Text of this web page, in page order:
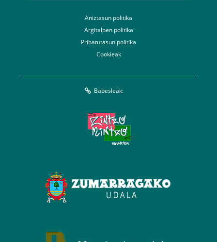
Aniztasun politika
Argitalpen politika
Pribatutasun politika
Cookieak
Babesleak: